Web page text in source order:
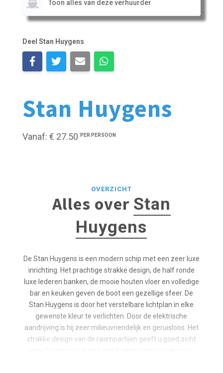
Stan Huygens
Vanaf: € 27.50 PER PERSOON
Toon alles van deze verhuurder
Deel Stan Huygens
OVERZICHT
Alles over Stan
Huygens
De Stan Huygens is een modern schip met een zeer luxe
inrichting. Het prachtige strakke design, de half ronde
luxe lederen banken, de mooie houten vloer en volledige
bar en keuken geven de boot een gezellige sfeer. De
Stan Huygens is door het verstelbare lichtplan in elke
gewenste kleur te verlichten. Door de elektrische
aandrijving is hij zeer milieuvriendelijk en geruisloos. Het
strakke design van de raampartijen geeft u goed zicht